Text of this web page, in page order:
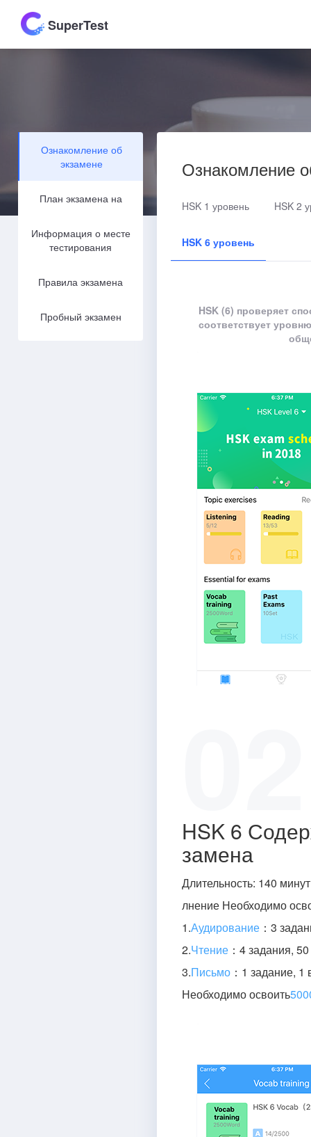
SuperTest
Ознакомление об
экзамене
План экзамена на
Информация о месте
тестирования
Правила экзамена
Пробный экзамен
Ознакомление
HSK 1 уровень HSK 2
HSK 6 уровень
HSK (6) проверяет
соответствует
HSK 6
замена
Длительность: 140
лнение Необходимо
1.Аудирование ：3
2.Чтение ：4 задания,
3.Письмо ：1 задание, 1
Необходимо освоить